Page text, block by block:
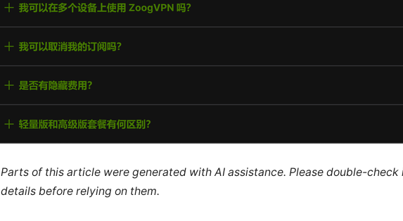
Parts of this article were generated with AI assistance. Please double-
details before relying on them.